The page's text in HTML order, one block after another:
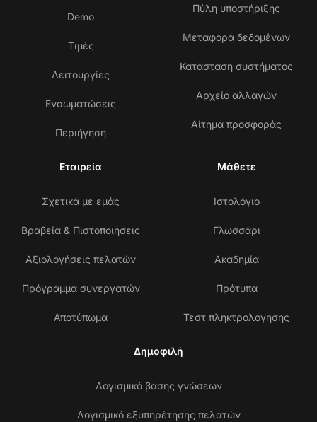
Demo
Τιμές
Λειτουργίες
Ενσωματώσεις
Περιήγηση
Πύλη υποστήριξης
Μεταφορά δεδομένων
Κατάσταση συστήματος
Αρχείο αλλαγών
Αίτημα προσφοράς
Εταιρεία
Σχετικά με εμάς
Βραβεία & Πιστοποιήσεις
Αξιολογήσεις πελατών
Πρόγραμμα συνεργατών
Αποτύπωμα
Μάθετε
Ιστολόγιο
Γλωσσάρι
Ακαδημία
Πρότυπα
Τεστ πληκτρολόγησης
Δημοφιλή
Λογισμικό βάσης γνώσεων
Λογισμικό εξυπηρέτησης πελατών